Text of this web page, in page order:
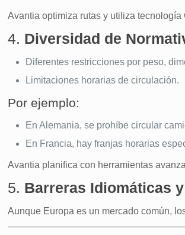
Avantia optimiza rutas y utiliza
4. Diversidad de
Diferentes restricciones por peso,
Limitaciones horarias de circulación.
Por ejemplo:
En Alemania, se prohíbe circular
En Francia, hay franjas horarias
Avantia planifica con herramientas
5. Barreras Idiomáticas
Aunque Europa es un mercado común,